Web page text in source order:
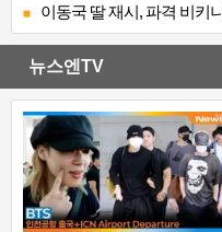
이동국 딸 재시, 파격 비키
뉴스엔TV